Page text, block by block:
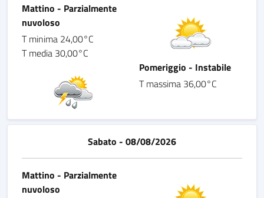
Mattino - Parzialmente
nuvoloso
T minima 24,00°C
T media 30,00°C
Pomeriggio - Instabile
T massima 36,00°C
Sabato - 08/08/2026
Mattino - Parzialmente
nuvoloso